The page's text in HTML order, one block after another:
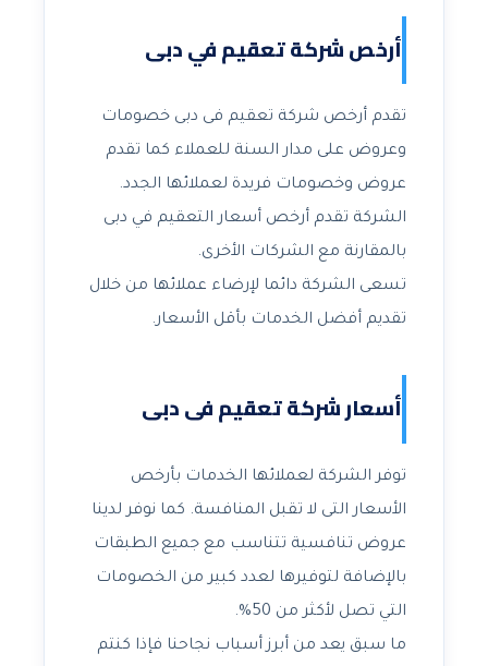
أرخص شركة تعقيم في دبى
تقدم أرخص شركة تعقيم فى دبى خصومات
وعروض على مدار السنة للعملاء كما تقدم
عروض وخصومات فريدة لعملائها الجدد.
الشركة تقدم أرخص أسعار التعقيم في دبى
بالمقارنة مع الشركات الأخرى.
تسعى الشركة دائما لإرضاء عملائها من خلال
تقديم أفضل الخدمات بأقل الأسعار.
أسعار شركة تعقيم فى دبى
توفر الشركة لعملائها الخدمات بأرخص
الأسعار التى لا تقبل المنافسة. كما نوفر لدينا
عروض تنافسية تتناسب مع جميع الطبقات
بالإضافة لتوفيرها لعدد كبير من الخصومات
التي تصل لأكثر من 50%.
ما سبق يعد من أبرز أسباب نجاحنا فإذا كنتم